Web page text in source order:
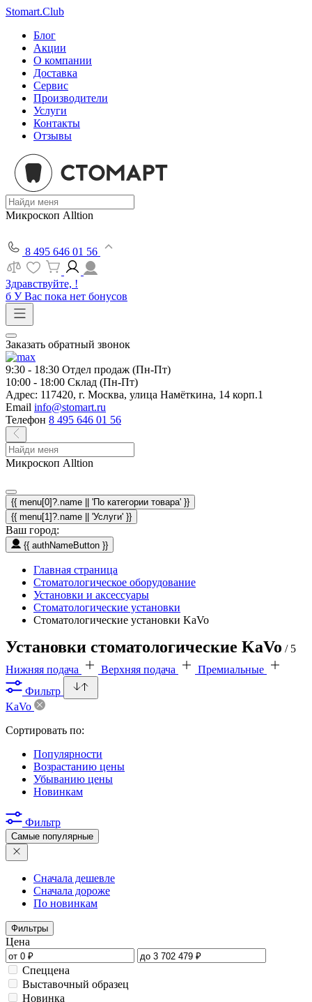
Stomart.Club
Блог
Акции
О компании
Доставка
Сервис
Производители
Услуги
Контакты
Отзывы
Микроскоп Alltion
8 495 646 01 56
Здравствуйте, !
б У Вас пока нет бонусов
Заказать обратный звонок
9:30 - 18:30 Отдел продаж (Пн-Пт)
10:00 - 18:00 Склад (Пн-Пт)
Адрес: 117420, г. Москва, улица Намёткина, 14 корп.1
Email info@stomart.ru
Телефон 8 495 646 01 56
Микроскоп Alltion
{{ menu[0]?.name || 'По категории товара' }}
{{ menu[1]?.name || 'Услуги' }}
Ваш город:
{{ authNameButton }}
Главная страница
Стоматологическое оборудование
Установки и аксессуары
Стоматологические установки
Стоматологические установки KaVo
Установки стоматологические KaVo / 5
Нижняя подача
Верхняя подача
Премиальные
Фильтр
KaVo
Сортировать по:
Популярности
Возрастанию цены
Убыванию цены
Новинкам
Фильтр
Самые популярные
Сначала дешевле
Сначала дороже
По новинкам
Фильтры
Цена
Спеццена
Выставочный образец
Новинка